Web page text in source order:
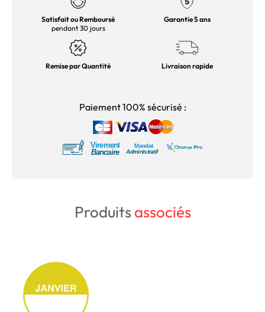
Satisfait ou Remboursé
pendant 30 jours
Garantie 5 ans
Remise par Quantité Livraison rapide
Paiement 100% sécurisé :
Produitsassociés